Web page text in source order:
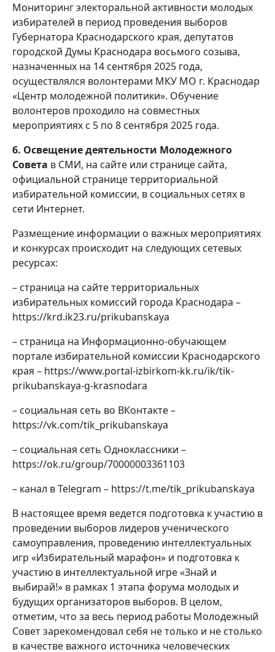
Мониторинг электоральной активности молодых
избирателей в период проведения выборов
Губернатора Краснодарского края, депутатов
городской Думы Краснодара восьмого созыва,
назначенных на 14 сентября 2025 года,
осуществлялся волонтерами МКУ МО г. Краснодар
«Центр молодежной политики». Обучение
волонтеров проходило на совместных
мероприятиях с 5 по 8 сентября 2025 года.
6. Освещение деятельности Молодежного
Совета в СМИ, на сайте или странице сайта,
официальной странице территориальной
избирательной комиссии, в социальных сетях в
сети Интернет.
Размещение информации о важных мероприятиях
и конкурсах происходит на следующих сетевых
ресурсах:
– страница на сайте территориальных
избирательных комиссий города Краснодара –
https://krd.ik23.ru/prikubanskaya
– страница на Информационно-обучающем
портале избирательной комиссии Краснодарского
края – https://www.portal-izbirkom-kk.ru/ik/tik-
prikubanskaya-g-krasnodara
– социальная сеть во ВКонтакте –
https://vk.com/tik_prikubanskaya
– социальная сеть Одноклассники –
https://ok.ru/group/70000003361103
– канал в Telegram – https://t.me/tik_prikubanskaya
В настоящее время ведется подготовка к участию в
проведении выборов лидеров ученического
самоуправления, проведению интеллектуальных
игр «Избирательный марафон» и подготовка к
участию в интеллектуальной игре «Знай и
выбирай!» в рамках 1 этапа форума молодых и
будущих организаторов выборов. В целом,
отметим, что за весь период работы Молодежный
Совет зарекомендовал себя не только и не столько
в качестве важного источника человеческих